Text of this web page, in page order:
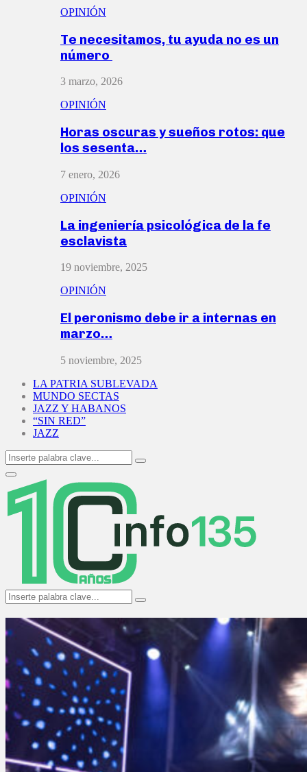
OPINIÓN
Te necesitamos, tu ayuda no es un
número
3 marzo, 2026
OPINIÓN
Horas oscuras y sueños rotos: que
los sesenta…
7 enero, 2026
OPINIÓN
La ingeniería psicológica de la fe
esclavista
19 noviembre, 2025
OPINIÓN
El peronismo debe ir a internas en
marzo…
5 noviembre, 2025
LA PATRIA SUBLEVADA
MUNDO SECTAS
JAZZ Y HABANOS
“SIN RED”
JAZZ
Search
for:
Search
Primary
Menu
Search
for:
Search